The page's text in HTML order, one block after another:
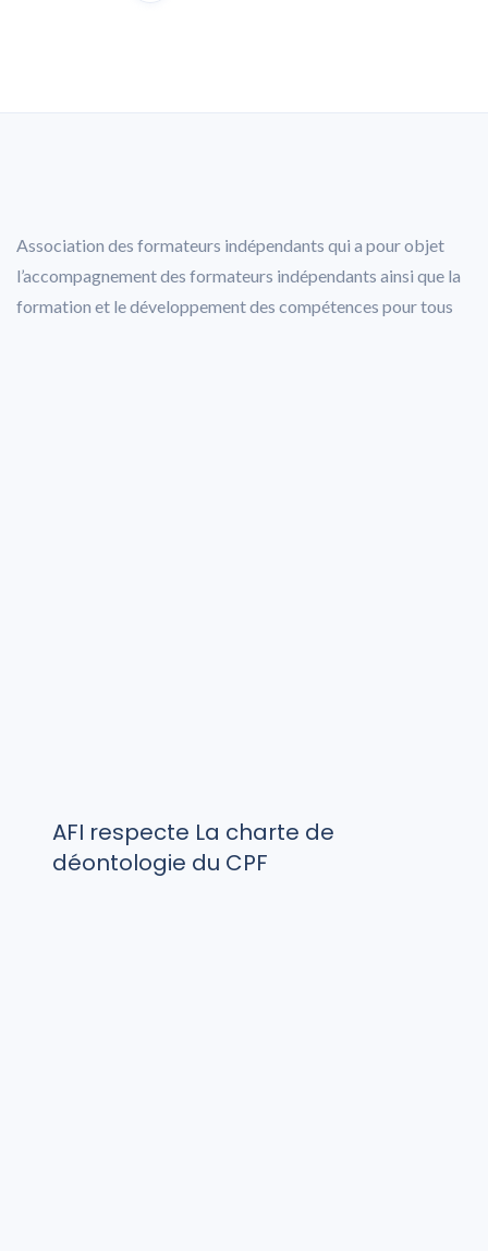
Association des formateurs indépendants qui a pour objet
l’accompagnement des formateurs indépendants ainsi que la
formation et le développement des compétences pour tous
AFI respecte La charte de
déontologie du CPF